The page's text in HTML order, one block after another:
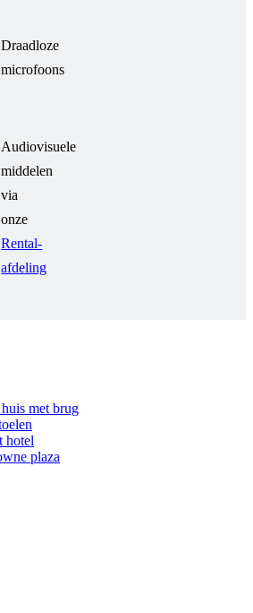
Draadloze
microfoons
Audiovisuele
middelen
via
onze
Rental-
afdeling